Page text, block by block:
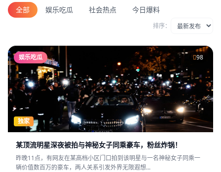
全部 娱乐吃瓜 社会热点 今日爆料
排序：
娱乐吃瓜 98
独家
某顶流明星深夜被拍与神秘女子同乘豪车，粉丝炸锅！
昨晚11点，有网友在某高档小区门口拍到该明星与一名神秘女子同乘一
辆价值数百万的豪车，两人关系引发外界无限遐想...